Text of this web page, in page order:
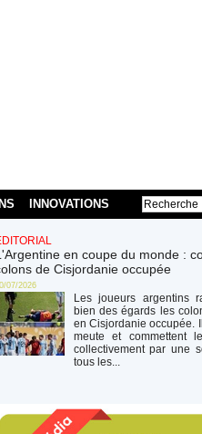
INNOVATIONS
en coupe du monde :
de Cisjordanie occupée
07/2026
Les joueurs argentins
bien des égards les
en Cisjordanie occupée.
meute et commettent
collectivement par une
tous les...